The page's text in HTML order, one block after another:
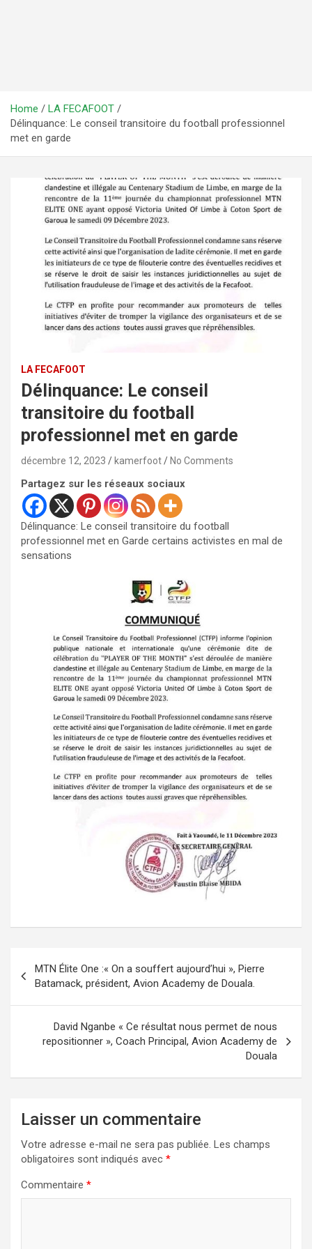
Home
LA FECAFOOT
Délinquance: Le conseil transitoire du football professionnel
met en garde
LA FECAFOOT
Délinquance: Le conseil
transitoire du football
professionnel met en garde
décembre 12, 2023 kamerfoot No Comments
Partagez sur les réseaux sociaux
Délinquance: Le conseil transitoire du football
professionnel met en Garde certains activistes en mal de
sensations
Navigation
de
l’article
MTN Élite One :« On a souffert aujourd’hui », Pierre
Batamack, président, Avion Academy de Douala.
David Nganbe « Ce résultat nous permet de nous
repositionner », Coach Principal, Avion Academy de
Douala
Laisser un commentaire
Votre adresse e-mail ne sera pas publiée. Les champs
obligatoires sont indiqués avec *
Commentaire *